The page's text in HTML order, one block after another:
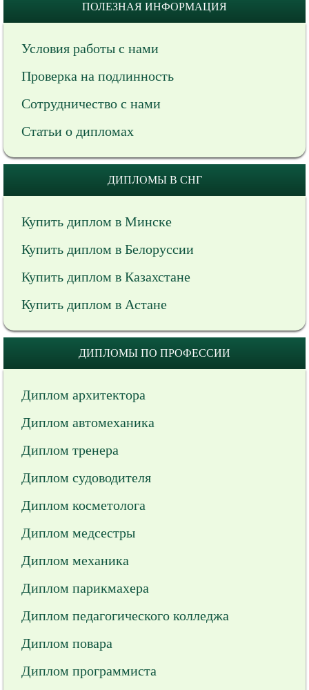
ПОЛЕЗНАЯ ИНФОРМАЦИЯ
Условия работы с нами
Проверка на подлинность
Сотрудничество с нами
Статьи о дипломах
ДИПЛОМЫ В СНГ
Купить диплом в Минске
Купить диплом в Белоруссии
Купить диплом в Казахстане
Купить диплом в Астане
ДИПЛОМЫ ПО ПРОФЕССИИ
Диплом архитектора
Диплом автомеханика
Диплом тренера
Диплом судоводителя
Диплом косметолога
Диплом медсестры
Диплом механика
Диплом парикмахера
Диплом педагогического колледжа
Диплом повара
Диплом программиста